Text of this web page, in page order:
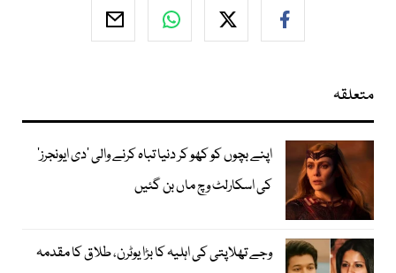
متعلقہ
اپنے بچوں کو کھو کر دنیا تباہ کرنے والی ’دی ایونجرز‘
کی اسکارلٹ وچ ماں بن گئیں
وجے تھلاپتی کی اہلیہ کا بڑا یوٹرن، طلاق کا مقدمہ